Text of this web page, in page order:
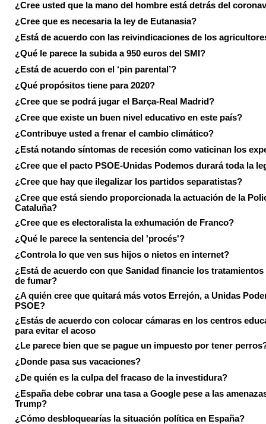
¿Cree usted que la mano del hombre está detrás del
¿Cree que es necesaria la ley de Eutanasia?
¿Está de acuerdo con las reivindicaciones de los
¿Qué le parece la subida a 950 euros del SMI?
¿Está de acuerdo con el ‘pin parental’?
¿Qué propósitos tiene para 2020?
¿Cree que se podrá jugar el Barça-Real Madrid?
¿Cree que existe un buen nivel educativo en este país?
¿Contribuye usted a frenar el cambio climático?
¿Está notando síntomas de recesión como vaticinan los
¿Cree que el pacto PSOE-Unidas Podemos durará toda la
¿Cree que hay que ilegalizar los partidos separatistas?
¿Cree que está siendo proporcionada la actuación de la
Cataluña?
¿Cree que es electoralista la exhumación de Franco?
¿Qué le parece la sentencia del 'procés'?
¿Controla lo que ven sus hijos o nietos en internet?
¿Está de acuerdo con que Sanidad financie los tratamientos
de fumar?
¿A quién cree que quitará más votos Errejón, a Unidas
PSOE?
¿Estás de acuerdo con colocar cámaras en los centros
para evitar el acoso
¿Le parece bien que se pague un impuesto por tener
¿Donde pasa sus vacaciones?
¿De quién es la culpa del fracaso de la investidura?
¿España debe cobrar una tasa a Google pese a las
Trump?
¿Cómo desbloquearías la situación política en España?